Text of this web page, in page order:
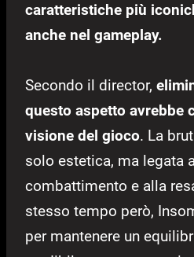
caratteristiche più
anche nel gameplay.
Secondo il director,
questo aspetto avrebbe
visione del gioco. La
solo estetica, ma legata
combattimento e alla
stesso tempo però,
per mantenere un